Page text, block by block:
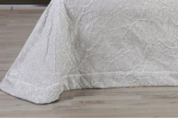
Sissy One
Nuovi Arrivi WEDDING